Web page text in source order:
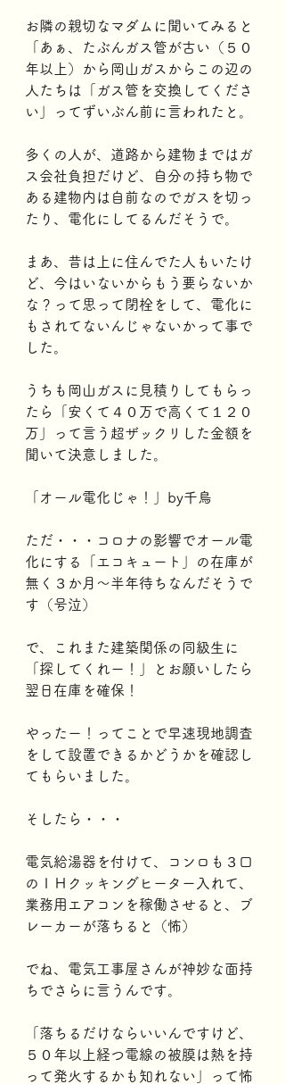
お隣の親切なマダムに聞いてみると
「あぁ、たぶんガス管が古い（５０
年以上）から岡山ガスからこの辺の
人たちは「ガス管を交換してくださ
い」ってずいぶん前に言われたと。
多くの人が、道路から建物まではガ
ス会社負担だけど、自分の持ち物で
ある建物内は自前なのでガスを切っ
たり、電化にしてるんだそうで。
まあ、昔は上に住んでた人もいたけ
ど、今はいないからもう要らないか
な？って思って閉栓をして、電化に
もされてないんじゃないかって事で
した。
うちも岡山ガスに見積りしてもらっ
たら「安くて４０万で高くて１２０
万」って言う超ザックリした金額を
聞いて決意しました。
「オール電化じゃ！」by千鳥
ただ・・・コロナの影響でオール電
化にする「エコキュート」の在庫が
無く３か月～半年待ちなんだそうで
す（号泣）
で、これまた建築関係の同級生に
「探してくれー！」とお願いしたら
翌日在庫を確保！
やったー！ってことで早速現地調査
をして設置できるかどうかを確認し
てもらいました。
そしたら・・・
電気給湯器を付けて、コンロも３口
のＩＨクッキングヒーター入れて、
業務用エアコンを稼働させると、ブ
レーカーが落ちると（怖）
でね、電気工事屋さんが神妙な面持
ちでさらに言うんです。
「落ちるだけならいいんですけど、
５０年以上経つ電線の被膜は熱を持
って発火するかも知れない」って怖